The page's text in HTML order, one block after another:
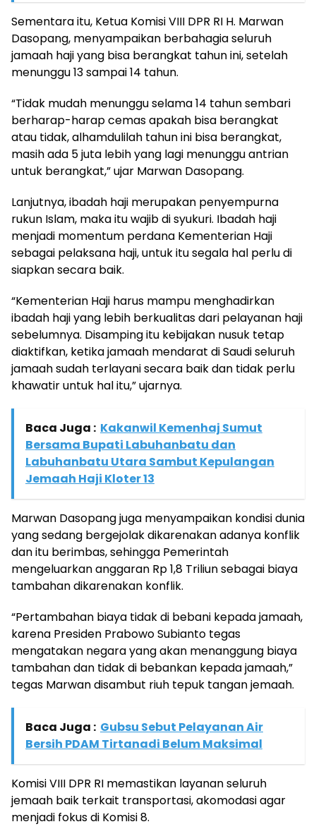
Sementara itu, Ketua Komisi VIII DPR RI H. Marwan
Dasopang, menyampaikan berbahagia seluruh
jamaah haji yang bisa berangkat tahun ini, setelah
menunggu 13 sampai 14 tahun.
“Tidak mudah menunggu selama 14 tahun sembari
berharap-harap cemas apakah bisa berangkat
atau tidak, alhamdulilah tahun ini bisa berangkat,
masih ada 5 juta lebih yang lagi menunggu antrian
untuk berangkat,” ujar Marwan Dasopang.
Lanjutnya, ibadah haji merupakan penyempurna
rukun Islam, maka itu wajib di syukuri. Ibadah haji
menjadi momentum perdana Kementerian Haji
sebagai pelaksana haji, untuk itu segala hal perlu di
siapkan secara baik.
“Kementerian Haji harus mampu menghadirkan
ibadah haji yang lebih berkualitas dari pelayanan haji
sebelumnya. Disamping itu kebijakan nusuk tetap
diaktifkan, ketika jamaah mendarat di Saudi seluruh
jamaah sudah terlayani secara baik dan tidak perlu
khawatir untuk hal itu,” ujarnya.
Baca Juga : Kakanwil Kemenhaj Sumut
Bersama Bupati Labuhanbatu dan
Labuhanbatu Utara Sambut Kepulangan
Jemaah Haji Kloter 13
Marwan Dasopang juga menyampaikan kondisi dunia
yang sedang bergejolak dikarenakan adanya konflik
dan itu berimbas, sehingga Pemerintah
mengeluarkan anggaran Rp 1,8 Triliun sebagai biaya
tambahan dikarenakan konflik.
“Pertambahan biaya tidak di bebani kepada jamaah,
karena Presiden Prabowo Subianto tegas
mengatakan negara yang akan menanggung biaya
tambahan dan tidak di bebankan kepada jamaah,”
tegas Marwan disambut riuh tepuk tangan jemaah.
Baca Juga : Gubsu Sebut Pelayanan Air
Bersih PDAM Tirtanadi Belum Maksimal
Komisi VIII DPR RI memastikan layanan seluruh
jemaah baik terkait transportasi, akomodasi agar
menjadi fokus di Komisi 8.